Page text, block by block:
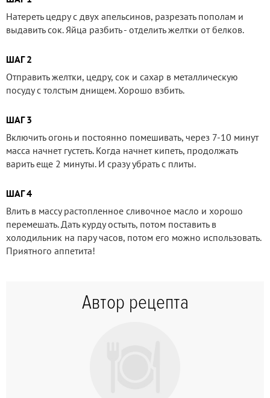
Натереть цедру с двух апельсинов, разрезать пополам и
выдавить сок. Яйца разбить - отделить желтки от белков.
ШАГ 2
Отправить желтки, цедру, сок и сахар в металлическую
посуду с толстым днищем. Хорошо взбить.
ШАГ 3
Включить огонь и постоянно помешивать, через 7-10 минут
масса начнет густеть. Когда начнет кипеть, продолжать
варить еще 2 минуты. И сразу убрать с плиты.
ШАГ 4
Влить в массу растопленное сливочное масло и хорошо
перемешать. Дать курду остыть, потом поставить в
холодильник на пару часов, потом его можно использовать.
Приятного аппетита!
Автор рецепта